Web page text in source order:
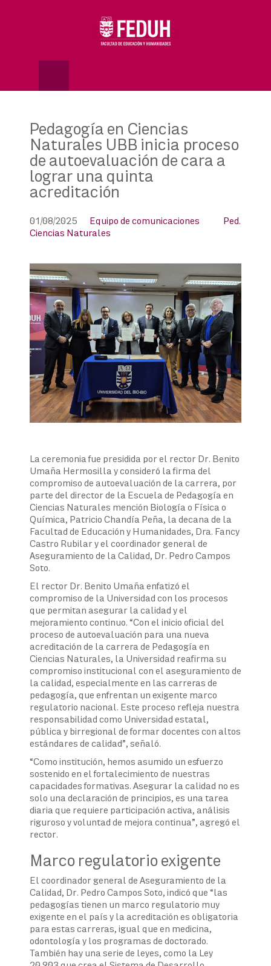
Pedagogía en Ciencias
Naturales UBB inicia proceso
de autoevaluación de cara a
lograr una quinta
acreditación
01/08/2025 Equipo de comunicaciones
Ped.
Ciencias Naturales
La ceremonia fue presidida por el rector Dr. Benito
Umaña Hermosilla y consideró la firma del
compromiso de autoevaluación de la carrera, por
parte del director de la Escuela de Pedagogía en
Ciencias Naturales mención Biología o Física o
Química, Patricio Chandía Peña, la decana de la
Facultad de Educación y Humanidades, Dra. Fancy
Castro Rubilar y el coordinador general de
Aseguramiento de la Calidad, Dr. Pedro Campos
Soto.
El rector Dr. Benito Umaña enfatizó el
compromiso de la Universidad con los procesos
que permitan asegurar la calidad y el
mejoramiento continuo. “Con el inicio oficial del
proceso de autoevaluación para una nueva
acreditación de la carrera de Pedagogía en
Ciencias Naturales, la Universidad reafirma su
compromiso institucional con el aseguramiento de
la calidad, especialmente en las carreras de
pedagogía, que enfrentan un exigente marco
regulatorio nacional. Este proceso refleja nuestra
responsabilidad como Universidad estatal,
pública y birregional de formar docentes con altos
estándares de calidad”, señaló.
“Como institución, hemos asumido un esfuerzo
sostenido en el fortalecimiento de nuestras
capacidades formativas. Asegurar la calidad no es
solo una declaración de principios, es una tarea
diaria que requiere participación activa, análisis
riguroso y voluntad de mejora continua”, agregó el
rector.
Marco regulatorio exigente
El coordinador general de Aseguramiento de la
Calidad, Dr. Pedro Campos Soto, indicó que “las
pedagogías tienen un marco regulatorio muy
exigente en el país y la acreditación es obligatoria
para estas carreras, igual que en medicina,
odontología y los programas de doctorado.
También hay una serie de leyes, como la Ley